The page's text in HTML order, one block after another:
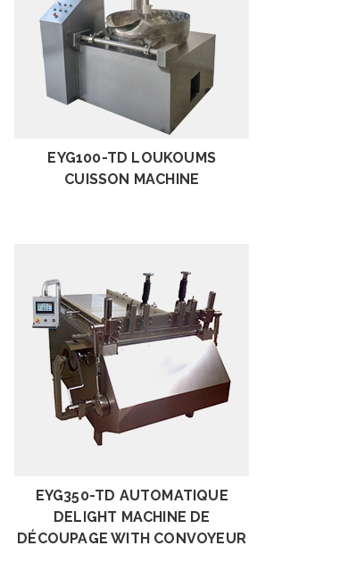
EYG100-TD LOUKOUMS
CUISSON MACHINE
EXAMEN
EYG350-TD AUTOMATIQUE
DELIGHT MACHINE DE
DÉCOUPAGE WITH CONVOYEUR